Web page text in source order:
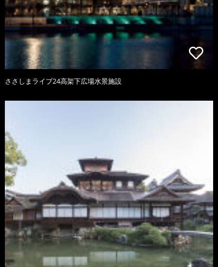
ささしまライブ24高架下広場水景施設